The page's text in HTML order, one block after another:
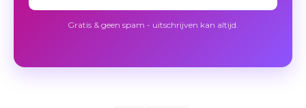
Gratis & geen spam - uitschrijven kan altijd.